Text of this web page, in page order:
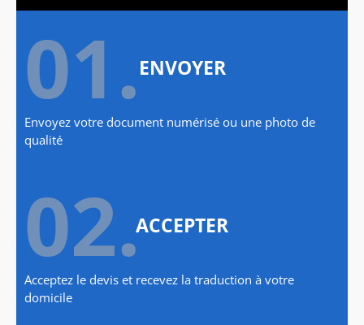
01.ENVOYER
Envoyez votre document numérisé ou une photo de
qualité
02.ACCEPTER
Acceptez le devis et recevez la traduction à votre
domicile